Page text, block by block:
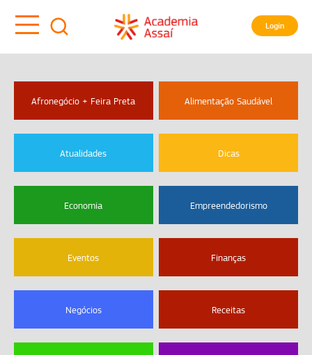
Login
Afronegócio + Feira Preta Alimentação Saudável
Atualidades Dicas
Economia Empreendedorismo
Eventos Finanças
Negócios Receitas